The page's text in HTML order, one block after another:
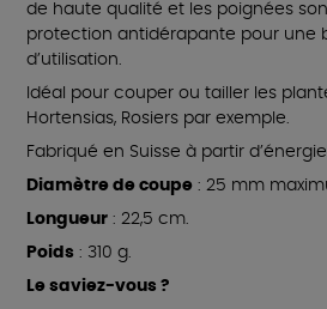
de haute qualité et les poignées
protection antidérapante pour une
d’utilisation.
Idéal pour couper ou tailler les
Hortensias, Rosiers par exemple.
Fabriqué en Suisse à partir
Diamètre de coupe: 25 mm
Longueur: 22,5 cm.
Poids : 310 g.
Le saviez-vous ?